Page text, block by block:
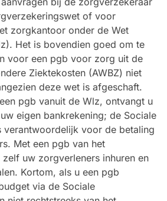
of voor
zorgkantoor onder de Wet
Het is bovendien goed om te
voor een pgb voor zorg uit de
Ziektekosten (AWBZ) niet
deze wet is afgeschaft.
pgb vanuit de Wlz, ontvangt u
eigen bankrekening; de Sociale
verantwoordelijk voor de betaling
Met een pgb van het
uw zorgverleners inhuren en
Kortom, als u een pgb
via de Sociale